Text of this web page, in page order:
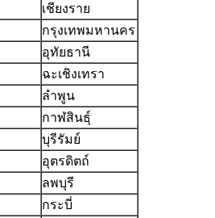
เชียงราย
กรุงเทพมหานคร
อุทัยธานี
ฉะเชิงเทรา
ลำพูน
กาฬสินธุ์
บุรีรัมย์
อุตรดิตถ์
ลพบุรี
กระบี่